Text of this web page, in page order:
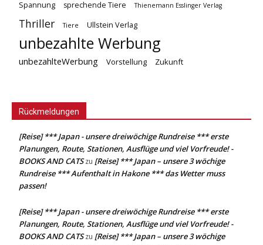
Spannung sprechende Tiere Thienemann Esslinger Verlag
Thriller Tiere Ullstein Verlag
unbezahlte Werbung
unbezahlteWerbung Vorstellung Zukunft
Rückmeldungen
[Reise] *** Japan - unsere dreiwöchige Rundreise *** erste
Planungen, Route, Stationen, Ausflüge und viel Vorfreude! -
BOOKS AND CATSzu [Reise] *** Japan – unsere 3 wöchige
Rundreise *** Aufenthalt in Hakone *** das Wetter muss
passen!
[Reise] *** Japan - unsere dreiwöchige Rundreise *** erste
Planungen, Route, Stationen, Ausflüge und viel Vorfreude! -
BOOKS AND CATSzu [Reise] *** Japan – unsere 3 wöchige